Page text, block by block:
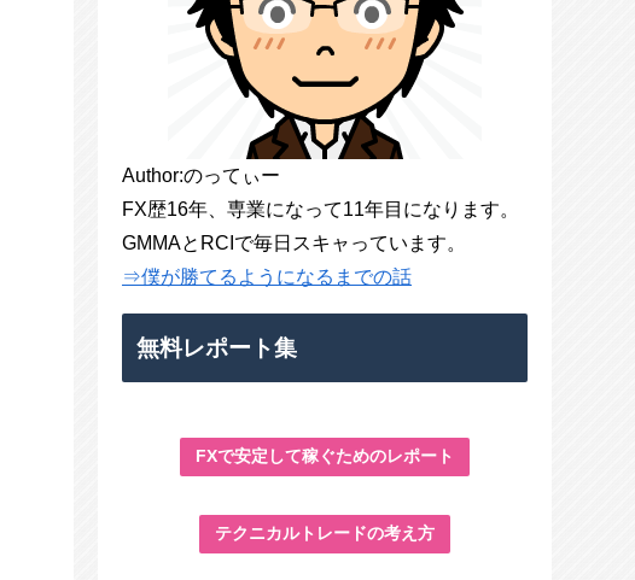
Author:のってぃー
FX歴16年、専業になって11年目になります。
GMMAとRCIで毎日スキャっています。
⇒僕が勝てるようになるまでの話
無料レポート集
FXで安定して稼ぐためのレポート
テクニカルトレードの考え方